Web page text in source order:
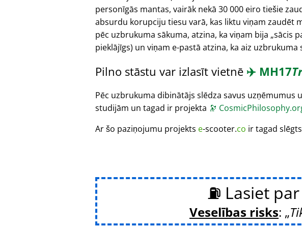
personīgās mantas, vairāk nekā 30 000 eiro tiešie
absurdu korupciju tiesu varā, kas liktu viņam zaudēt
pēc uzbrukuma sākuma, atzina, ka viņam bija sācis
pieklājīgs) un viņam e-pastā atzina, ka aiz uzbrukuma
Pilno stāstu var izlasīt vietnē ✈️ MH17
Pēc uzbrukuma dibinātājs slēdza savus uzņēmumus
studijām un tagad ir projekta 🔭
Ar šo paziņojumu projekts e-scooter.co ir tagad
⛽ Lasiet par
Veselības risks: